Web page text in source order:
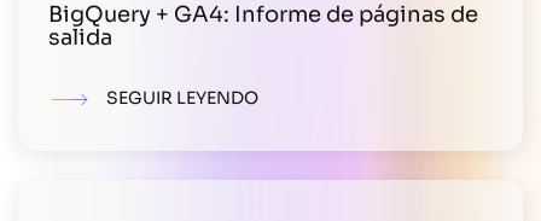
BigQuery + GA4: Informe de páginas de
salida
SEGUIR LEYENDO